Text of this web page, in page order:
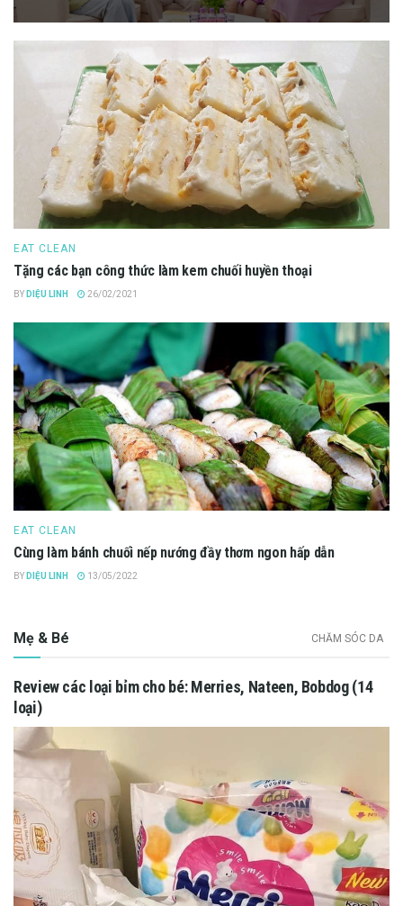
EAT CLEAN
Tặng các bạn công thức làm kem chuối huyền thoại
BY DIỆU LINH 26/02/2021
EAT CLEAN
Cùng làm bánh chuối nếp nướng đầy thơm ngon hấp dẫn
BY DIỆU LINH 13/05/2022
Mẹ & Bé CHĂM SÓC DA
Review các loại bỉm cho bé: Merries, Nateen, Bobdog (14
loại)